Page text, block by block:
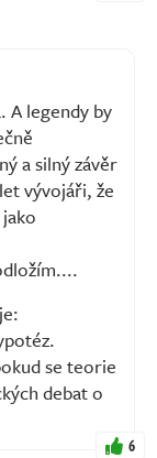
A legendy by
a silný závěr
vývojáři, že
se teorie
debat o
6